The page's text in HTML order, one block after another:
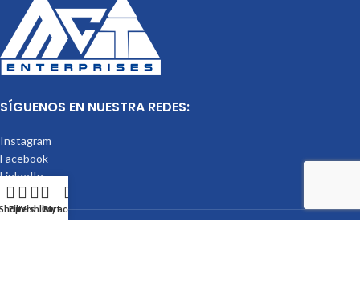
SÍGUENOS EN NUESTRA REDES:
Instagram
Facebook
LinkedIn
ShopFilters
WishlistCart
My account